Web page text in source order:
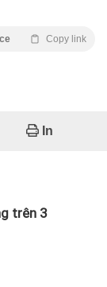
Copy link
In
trên 3